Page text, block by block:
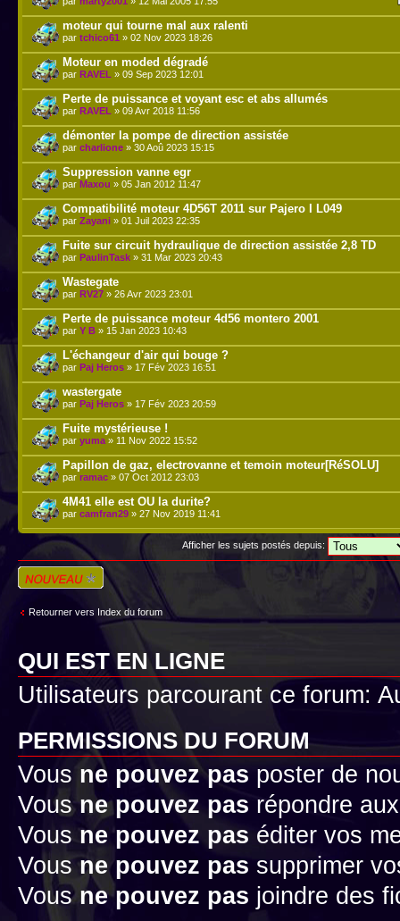
moteur qui tourne mal aux ralenti
par tchico61 » 02 Nov 2023 18:26
Moteur en moded dégradé
par RAVEL » 09 Sep 2023 12:01
Perte de puissance et voyant esc et abs allumés
par RAVEL » 09 Avr 2018 11:56
démonter la pompe de direction assistée
par charlione » 30 Aoû 2023 15:15
Suppression vanne egr
par Maxou » 05 Jan 2012 11:47
Compatibilité moteur 4D56T 2011 sur Pajero I L049
par Zayani » 01 Juil 2023 22:35
Fuite sur circuit hydraulique de direction assistée 2,8 TD
par PaulinTask » 31 Mar 2023 20:43
Wastegate
par RV27 » 26 Avr 2023 23:01
Perte de puissance moteur 4d56 montero 2001
par Y B » 15 Jan 2023 10:43
L'échangeur d'air qui bouge ?
par Paj Heros » 17 Fév 2023 16:51
wastergate
par Paj Heros » 17 Fév 2023 20:59
Fuite mystérieuse !
par yuma » 11 Nov 2022 15:52
Papillon de gaz, electrovanne et temoin moteur[RéSOLU]
par ramac » 07 Oct 2012 23:03
4M41 elle est OU la durite?
par camfran29 » 27 Nov 2019 11:41
Afficher les sujets postés depuis:
Écrire un nouveau
sujet
Retourner vers Index du forum
QUI EST EN LIGNE
Utilisateurs parcourant ce forum:
PERMISSIONS DU FORUM
Vous ne pouvez pas poster de
Vousne pouvez pas répondre
Vousne pouvez pas éditer vos
Vousne pouvez pas supprimer
Vousne pouvez pas joindre des